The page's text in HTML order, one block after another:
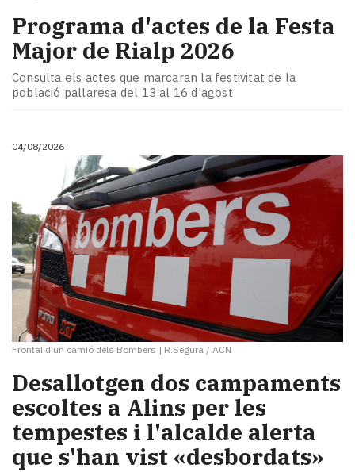
Programa d'actes de la Festa
Major de Rialp 2026
Consulta els actes que marcaran la festivitat de la
població pallaresa del 13 al 16 d'agost
04/08/2026
Frontal d'un camió dels Bombers | R.Segura / ACN
​Desallotgen dos campaments
escoltes a Alins per les
tempestes i l'alcalde alerta
que s'han vist «desbordats»